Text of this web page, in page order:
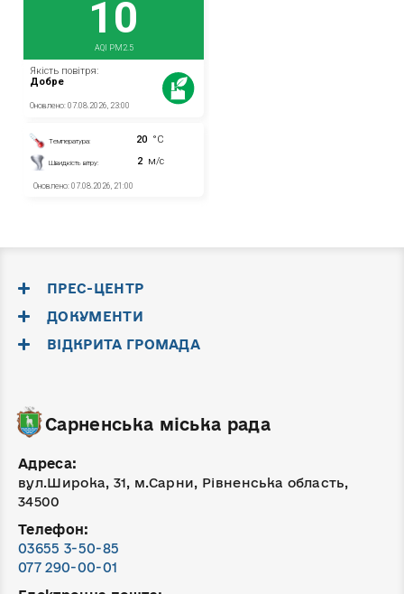
ПРЕС-ЦЕНТР
ДОКУМЕНТИ
ВІДКРИТА ГРОМАДА
Сарненська міська рада
Адреса:
вул.Широка, 31, м.Сарни, Рівненська область,
34500
Телефон:
03655 3-50-85
077 290-00-01